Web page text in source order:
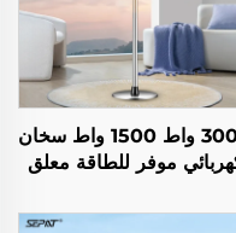
3000 واط 1500 واط سخان
موفر للطاقة معلق
تحكم ذكي عن بعد IP44